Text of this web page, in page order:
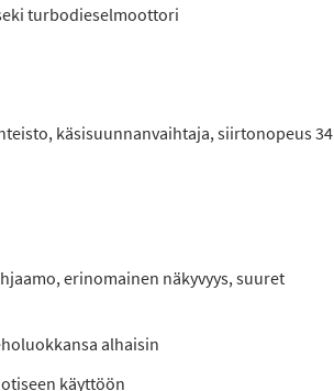
turbodieselmoottori
käsisuunnanvaihtaja, siirtonopeus 34
erinomainen näkyvyys, suuret
alhaisin
käyttöön